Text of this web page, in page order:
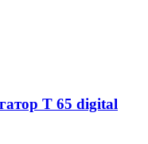
T 65 digital